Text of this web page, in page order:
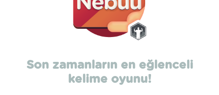
Son zamanların en eğlenceli
kelime oyunu!